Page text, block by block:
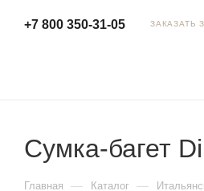
+7 800 350-31-05 ЗАКАЗАТЬ
Сумка-багет
Главная — Каталог —